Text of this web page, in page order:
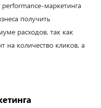
маркетинга
получить
расходов, так как
на количество кликов, а